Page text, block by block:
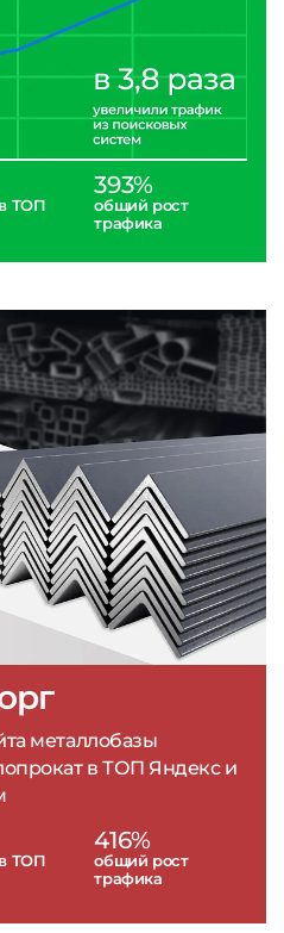
металлобазы
в ТОП Яндекс и
ТОП
416%
общий рост
трафика
ТОП
393%
общий рост
трафика